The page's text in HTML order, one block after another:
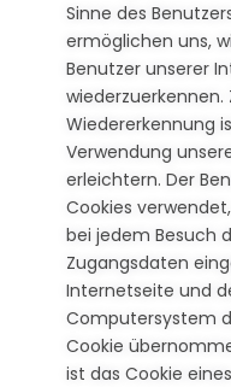
Sinne des
ermöglichen uns,
Benutzer unserer
wiederzuerkennen.
Wiedererkennung
Verwendung
erleichtern. Der
Cookies
bei jedem Besuch
Zugangsdaten
Internetseite und
Computersystem
Cookie
ist das Cookie